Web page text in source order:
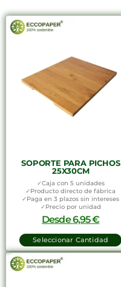
SOPORTE PARA PICHOS
25X30CM
✓Caja con 5 unidades
✓Producto directo de fábrica
✓Paga en 3 plazos sin intereses
✓Precio por unidad
Desde6,95€
Seleccionar Cantidad